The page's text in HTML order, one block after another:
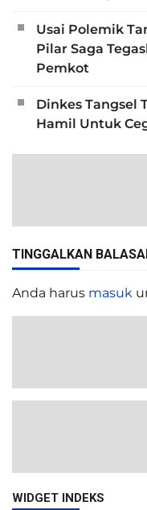
Usai Polemik
Pilar Saga
Pemkot
Dinkes Tangsel
Hamil Untuk
TINGGALKAN
Anda harus masuk
WIDGET INDEKS